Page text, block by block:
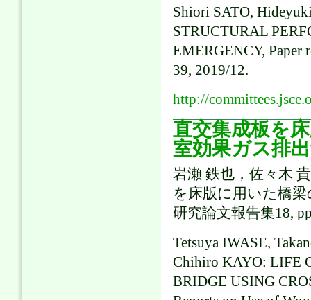
Shiori SATO,
STRUCTURAL
EMERGENCY, Paper
39, 2019/12.
http://
直交集成板を
室効果ガス排
岩瀬 鉄也，佐々木
を床版に用いた橋
研究論文報告集18,
Tetsuya IWASE,
Chihiro KAYO: LIFE
BRIDGE USING